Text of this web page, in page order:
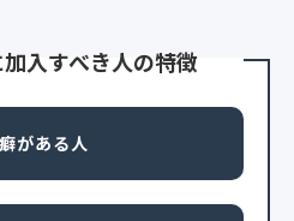
入すべき人の特徴
がある人